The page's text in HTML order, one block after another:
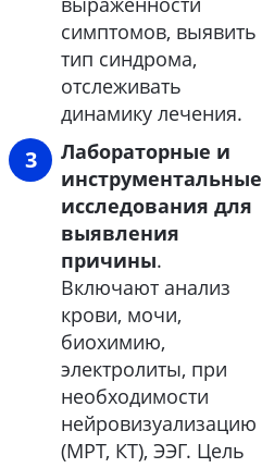
симптомов, выявить
тип синдрома,
отслеживать
динамику лечения.
Лабораторные и
инструментальные
исследования для
выявления
причины.
Включают анализ
крови, мочи,
биохимию,
электролиты, при
необходимости
нейровизуализацию
(МРТ, КТ), ЭЭГ. Цель